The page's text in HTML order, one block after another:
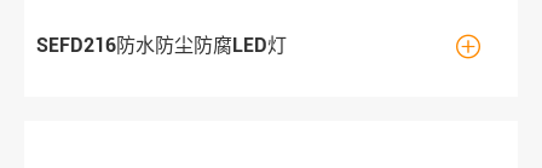
SEFD216防水防尘防腐LED灯 